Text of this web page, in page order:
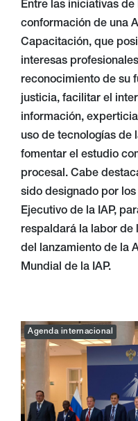
Entre las iniciativas de
conformación de una
Capacitación, que
interesas
reconocimiento de su
justicia, facilitar el
información,
uso de tecnologías de
fomentar el estudio
procesal. Cabe
sido designado por
Ejecutivo de la IAP,
respaldará la labor de
del lanzamiento de la
Mundial de la IAP.
Agenda internacional